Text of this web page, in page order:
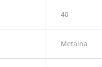
40
Metalna